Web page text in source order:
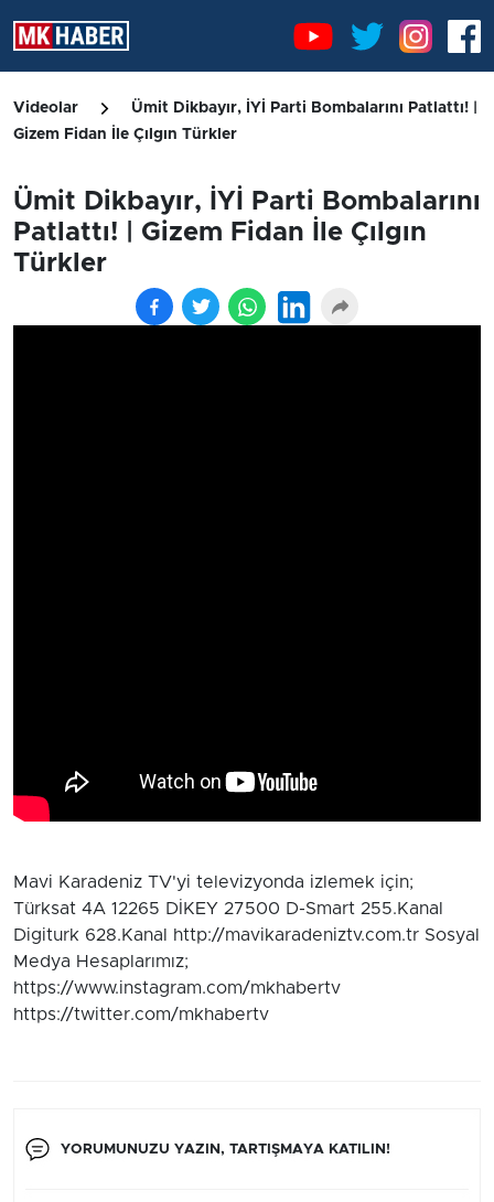
Videolar
Ümit Dikbayır, İYİ Parti Bombalarını Patlattı! |
Gizem Fidan İle Çılgın Türkler
Ümit Dikbayır, İYİ Parti Bombalarını
Patlattı! | Gizem Fidan İle Çılgın
Türkler
Mavi Karadeniz TV'yi televizyonda izlemek için;
Türksat 4A 12265 DİKEY 27500 D-Smart 255.Kanal
Digiturk 628.Kanal http://mavikaradeniztv.com.tr Sosyal
Medya Hesaplarımız;
https://www.instagram.com/mkhabertv
https://twitter.com/mkhabertv
YORUMUNUZU YAZIN, TARTIŞMAYA KATILIN!